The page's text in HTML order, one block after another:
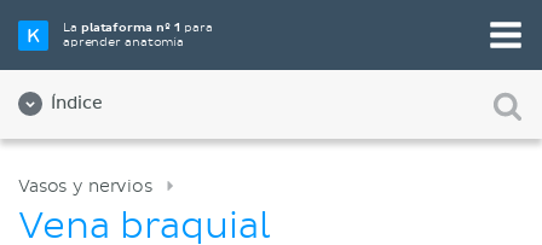
Laplataforma nº 1 para
aprender anatomía
Índice
Elige tu herramienta de estudio favorita
Videos
Vasos y nervios
Vena braquial